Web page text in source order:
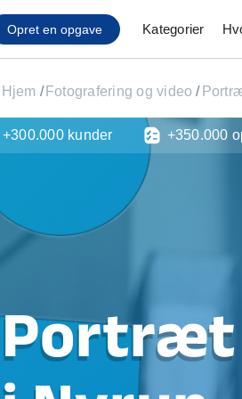
Opret en opgave Kategorier
Affaldsfjernelse
Afhentning af
Anlæg af terrasse
Installation af ildsted
Møbelsamling og
Hjem / Fotografering og video /
Portræt
+300.000 kunder +350.000